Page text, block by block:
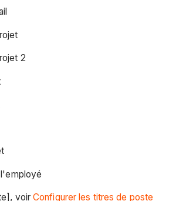
2
voirConfigurer les titres de poste